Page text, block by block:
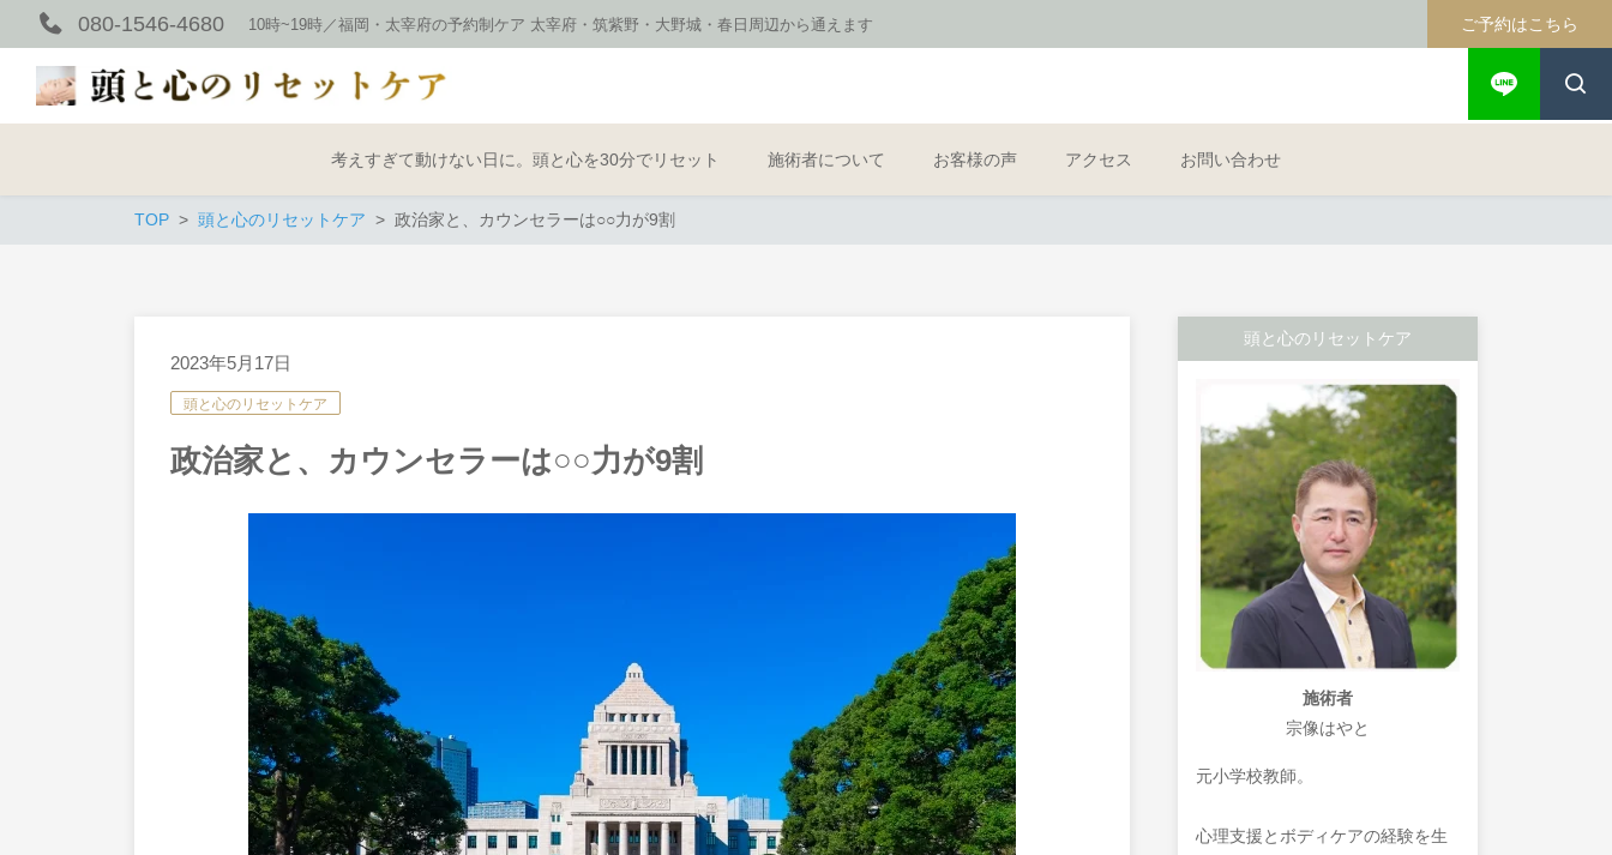
080-1546-4680 10時~19時／福岡・太宰府の予約制ケア 太宰府・筑紫野・大野城・春日周辺から通えます ご予約はこちら
考えすぎて動けない日に。頭と心を30分でリセット 施術者について お客様の声 アクセス お問い合わせ
TOP 頭と心のリセットケア 政治家と、カウンセラーは○○力が9割
2023年5月17日
頭と心のリセットケア
政治家と、カウンセラーは○○力が9割
頭と心のリセットケア
施術者
宗像はやと
元小学校教師。
心理支援とボディケアの経験を生